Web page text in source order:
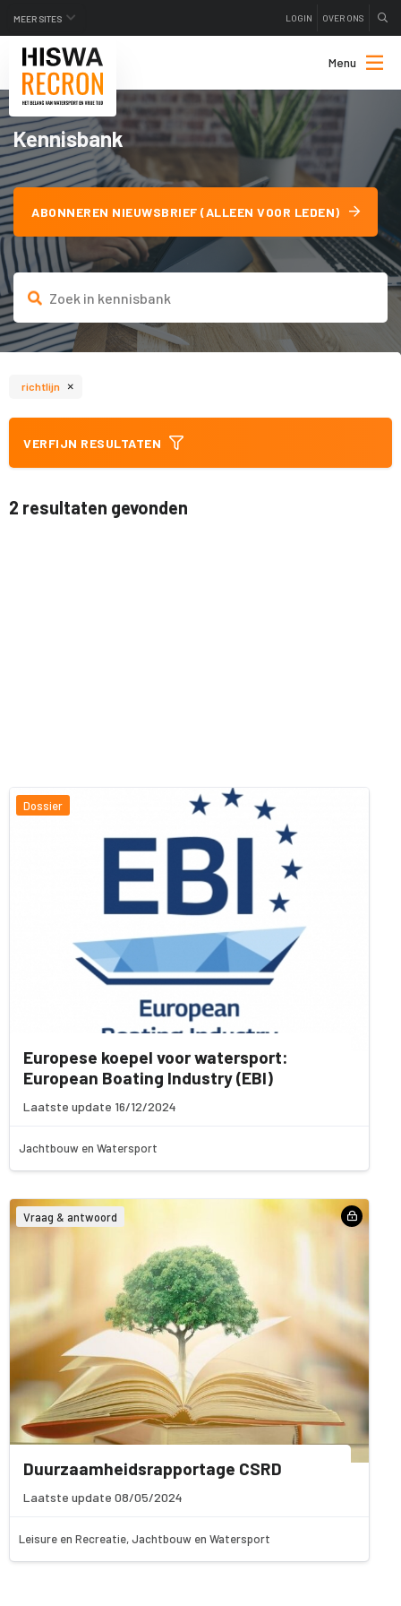
MEER SITES LOGIN OVER ONS
Menu
Kennisbank
ABONNEREN NIEUWSBRIEF (ALLEEN VOOR LEDEN)
richtlijn ×
VERFIJN RESULTATEN
2 resultaten gevonden
Dossier
Europese koepel voor watersport:
European Boating Industry (EBI)
Laatste update 16/12/2024
Jachtbouw en Watersport
Vraag & antwoord
Duurzaamheidsrapportage CSRD
Laatste update 08/05/2024
Leisure en Recreatie, Jachtbouw en Watersport